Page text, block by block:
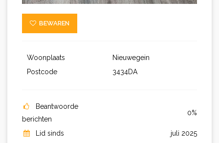
BEWAREN
Woonplaats
Nieuwegein
Postcode
3434DA
Beantwoorde
berichten
0%
Lid sinds
juli 2025